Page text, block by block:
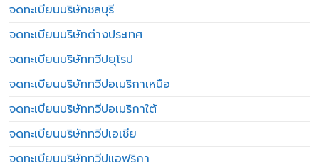
จดทะเบียนบริษัทชลบุรี
จดทะเบียนบริษัทต่างประเทศ
จดทะเบียนบริษัททวีปยุโรป
จดทะเบียนบริษัททวีปอเมริกาเหนือ
จดทะเบียนบริษัททวีปอเมริกาใต้
จดทะเบียนบริษัททวีปเอเชีย
จดทะเบียนบริษัททวีปแอฟริกา